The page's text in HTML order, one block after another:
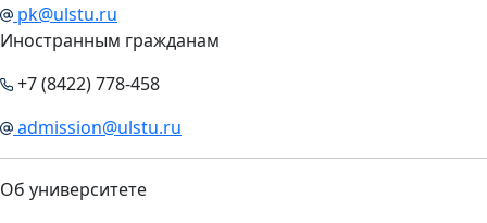
pk@ulstu.ru
Иностранным гражданам
+7 (8422) 778-458
admission@ulstu.ru
Об университете